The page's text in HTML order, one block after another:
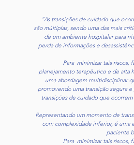
“As transições de cuidado que
são múltiplas, sendo uma das mais
de um ambiente hospitalar para
perda de informações e
Para minimizar tais riscos,
planejamento terapêutico e de alta
uma abordagem multidisciplinar
promovendo uma transição segura
transições de cuidado que
Representando um momento de
com complexidade inferior, é uma
paciente
Para minimizar tais riscos,